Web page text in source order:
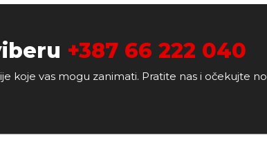
+387 66 222 040
koje vas mogu zanimati. Pratite nas i očekujte